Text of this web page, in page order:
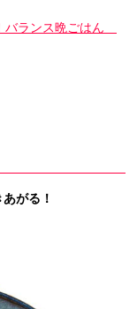
バランス晩ごはん
がる！